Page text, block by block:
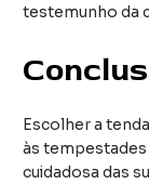
testemunho da
Escolher a
às tempestades
cuidadosa das